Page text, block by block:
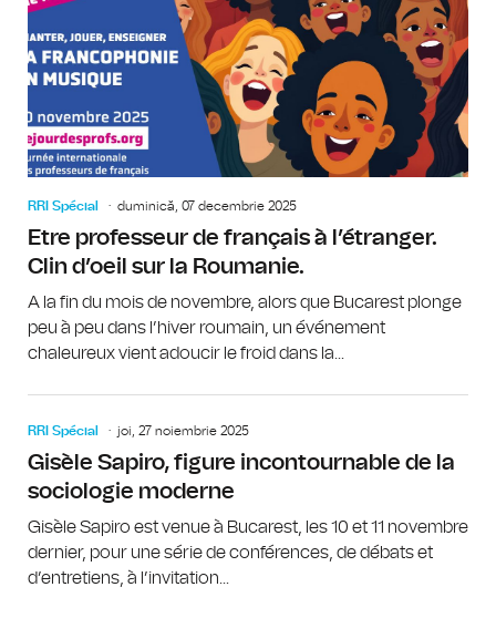
RRI Spécial duminică, 07 decembrie 2025
Etre professeur de français à l’étranger.
Clin d’oeil sur la Roumanie.
A la fin du mois de novembre, alors que Bucarest plonge
peu à peu dans l’hiver roumain, un événement
chaleureux vient adoucir le froid dans la...
RRI Spécial joi, 27 noiembrie 2025
Gisèle Sapiro, figure incontournable de la
sociologie moderne
Gisèle Sapiro est venue à Bucarest, les 10 et 11 novembre
dernier, pour une série de conférences, de débats et
d’entretiens, à l’invitation...